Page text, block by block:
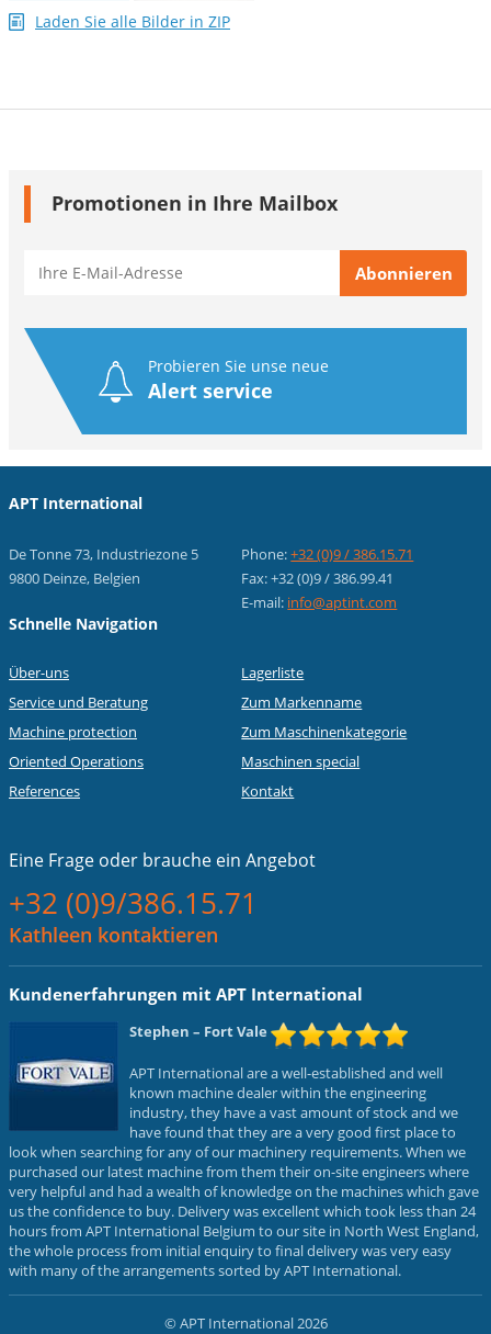
Laden Sie alle Bilder in ZIP
Promotionen in Ihre Mailbox
Probieren Sie unse neue
Alert service
APT International
De Tonne 73, Industriezone 5
9800 Deinze, Belgien
Phone:+32 (0)9 / 386.15.71
Fax: +32 (0)9 / 386.99.41
E-mail: info@aptint.com
Schnelle Navigation
Über-uns
Service und Beratung
Machine protection
Oriented Operations
References
Lagerliste
Zum Markenname
Zum Maschinenkategorie
Maschinen special
Kontakt
Eine Frage oder brauche ein Angebot
+32 (0)9/386.15.71
Kathleen kontaktieren
Kundenerfahrungen mit APT International
Stephen – Fort Vale
APT International are a well-established and well
known machine dealer within the engineering
industry, they have a vast amount of stock and we
have found that they are a very good first place to
look when searching for any of our machinery requirements. When we
purchased our latest machine from them their on-site engineers where
very helpful and had a wealth of knowledge on the machines which gave
us the confidence to buy. Delivery was excellent which took less than 24
hours from APT International Belgium to our site in North West England,
the whole process from initial enquiry to final delivery was very easy
with many of the arrangements sorted by APT International.
© APT International 2026